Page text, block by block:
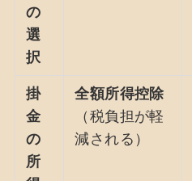
の
選
択
掛
金
の
所
全額所得控除
（税負担が軽
減される）